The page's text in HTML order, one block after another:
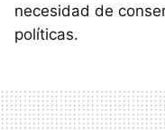
necesidad de
políticas.